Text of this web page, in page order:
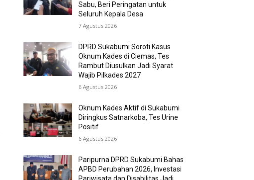
Sabu, Beri Peringatan untuk
Seluruh Kepala Desa
7 Agustus 2026
DPRD Sukabumi Soroti Kasus
Oknum Kades di Ciemas, Tes
Rambut Diusulkan Jadi Syarat
Wajib Pilkades 2027
6 Agustus 2026
Oknum Kades Aktif di Sukabumi
Diringkus Satnarkoba, Tes Urine
Positif
6 Agustus 2026
Paripurna DPRD Sukabumi Bahas
APBD Perubahan 2026, Investasi